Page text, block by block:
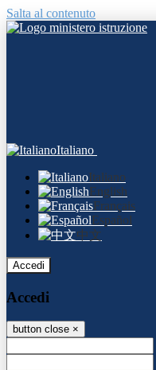
Salta al contenuto
Italiano
Italiano
English
Français
Español
中文
Accedi
Accedi
button close ×